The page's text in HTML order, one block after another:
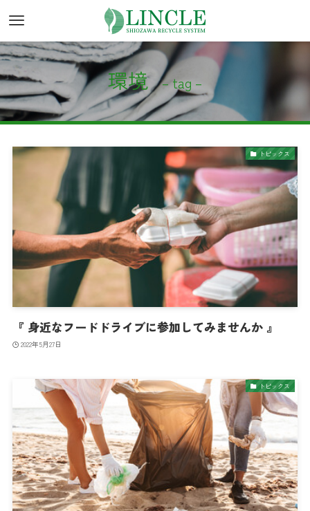
環境 – tag –
トピックス
『 身近なフードドライブに参加してみませんか 』
2022年5月27日
トピックス